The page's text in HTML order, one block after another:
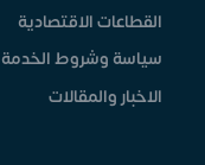
القطاعات الاقتصادية
سياسة وشروط الخدمة
الاخبار والمقالات